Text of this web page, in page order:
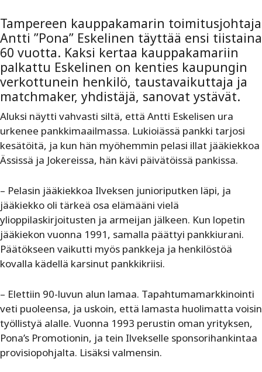
Tampereen kauppakamarin toimitusjohtaja
Antti ”Pona” Eskelinen täyttää ensi tiistaina
60 vuotta. Kaksi kertaa kauppakamariin
palkattu Eskelinen on kenties kaupungin
verkottunein henkilö, taustavaikuttaja ja
matchmaker, yhdistäjä, sanovat ystävät.
Aluksi näytti vahvasti siltä, että Antti Eskelisen ura
urkenee pankkimaailmassa. Lukioiässä pankki tarjosi
kesätöitä, ja kun hän myöhemmin pelasi illat jääkiekkoa
Ässissä ja Jokereissa, hän kävi päivätöissä pankissa.
– Pelasin jääkiekkoa Ilveksen junioriputken läpi, ja
jääkiekko oli tärkeä osa elämääni vielä
ylioppilaskirjoitusten ja armeijan jälkeen. Kun lopetin
jääkiekon vuonna 1991, samalla päättyi pankkiurani.
Päätökseen vaikutti myös pankkeja ja henkilöstöä
kovalla kädellä karsinut pankkikriisi.
– Elettiin 90-luvun alun lamaa. Tapahtumamarkkinointi
veti puoleensa, ja uskoin, että lamasta huolimatta voisin
työllistyä alalle. Vuonna 1993 perustin oman yrityksen,
Pona’s Promotionin, ja tein Ilvekselle sponsorihankintaa
provisiopohjalta. Lisäksi valmensin.